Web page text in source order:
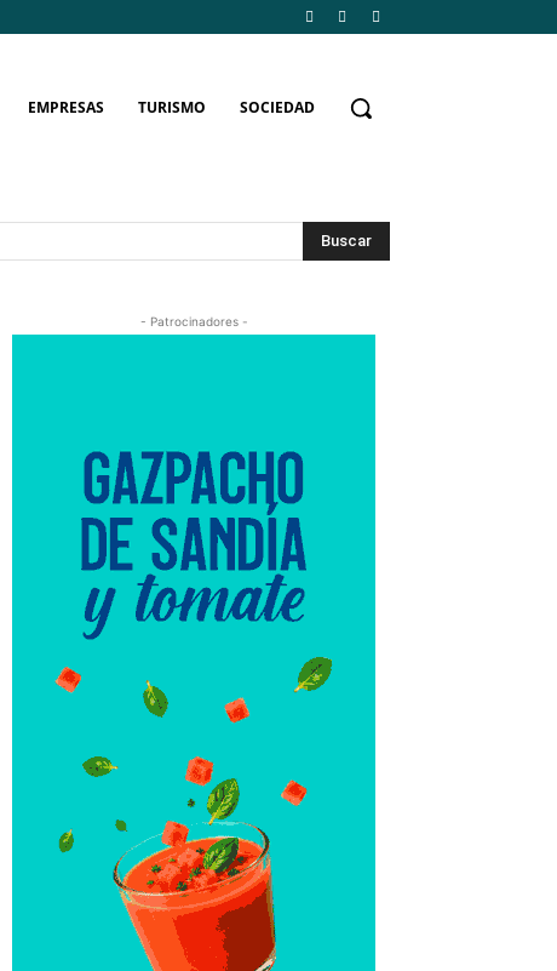
EMPRESAS TURISMO SOCIEDAD
Buscar
- Patrocinadores -